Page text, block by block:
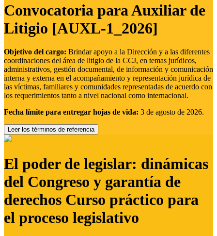
Convocatoria para Auxiliar de
Litigio [AUXL-1_2026]
Objetivo del cargo: Brindar apoyo a la Dirección y a las diferentes
coordinaciones del área de litigio de la CCJ, en temas jurídicos,
administrativos, gestión documental, de información y comunicación
interna y externa en el acompañamiento y representación jurídica de
las víctimas, familiares y comunidades representadas de acuerdo con
los requerimientos tanto a nivel nacional como internacional.
Fecha límite para entregar hojas de vida: 3 de agosto de 2026.
Leer los términos de referencia
El poder de legislar: dinámicas
del Congreso y garantía de
derechos Curso práctico para
el proceso legislativo